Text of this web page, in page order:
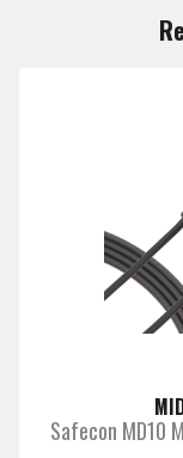
Safecon MD10